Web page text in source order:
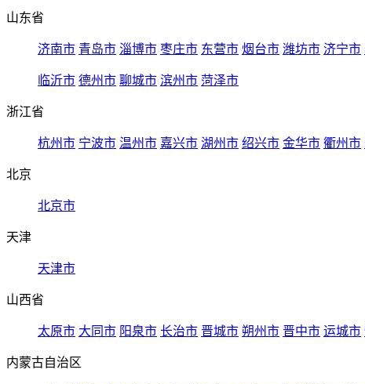
山东省
济南市 青岛市 淄博市 枣庄市 东营市 烟台市 潍坊市 济宁市
临沂市 德州市 聊城市 滨州市 菏泽市
浙江省
杭州市 宁波市 温州市 嘉兴市 湖州市 绍兴市 金华市 衢州市
北京
北京市
天津
天津市
山西省
太原市 大同市 阳泉市 长治市 晋城市 朔州市 晋中市 运城市
内蒙古自治区